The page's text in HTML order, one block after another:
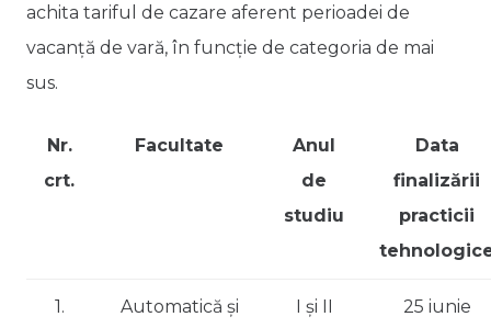
achita tariful de cazare aferent perioadei de
vacanță de vară, în funcție de categoria de mai
sus.
Nr.
crt.
Facultate
Anul
de
studiu
Data
finalizării
practicii
1.
Automatică și
I și II
25 iunie